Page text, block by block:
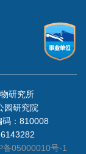
研究所
园研究院
：810008
备05000010号-1